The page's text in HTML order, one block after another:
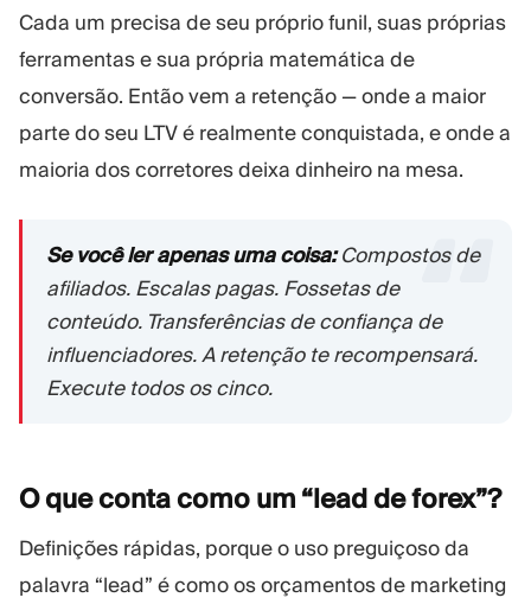
Cada um precisa de seu próprio funil, suas próprias
ferramentas e sua própria matemática de
conversão. Então vem a retenção — onde a maior
parte do seu LTV é realmente conquistada, e onde a
maioria dos corretores deixa dinheiro na mesa.
Se você ler apenas uma coisa:Compostos de
afiliados. Escalas pagas. Fossetas de
conteúdo. Transferências de confiança de
influenciadores. A retenção te recompensará.
Execute todos os cinco.
O que conta como um “lead deforex”?
Definições rápidas, porque o uso preguiçoso da
palavra “lead” é como os orçamentos de marketing